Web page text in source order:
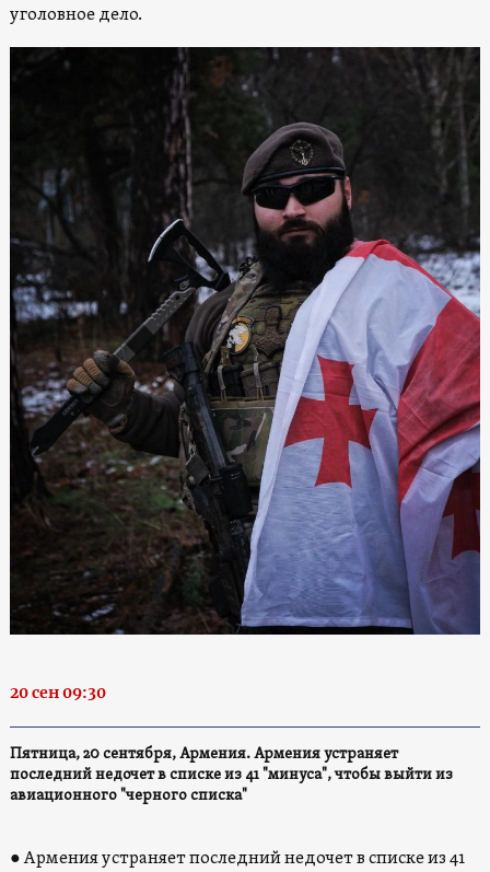
уголовное дело.
20 сен 09:30
Пятница, 20 сентября, Армения. Армения устраняет
последний недочет в списке из 41 "минуса", чтобы выйти из
авиационного "черного списка"
●Армения устраняет последний недочет в списке из 41